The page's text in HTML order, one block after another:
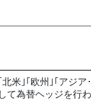
米｣｢欧州｣｢アジ
為替ヘッジを行